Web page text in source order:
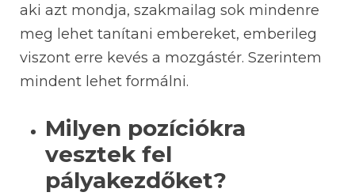
aki azt mondja, szakmailag sok mindenre
meg lehet tanítani embereket, emberileg
viszont erre kevés a mozgástér. Szerintem
mindent lehet formálni.
Milyen pozíciókra
vesztek fel
pályakezdőket?